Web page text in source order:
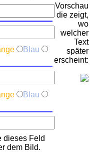
Vorschau
die zeigt,
wo
welcher
Text
später
erscheint:
Blau
Blau
dieses Feld
dem Bild.